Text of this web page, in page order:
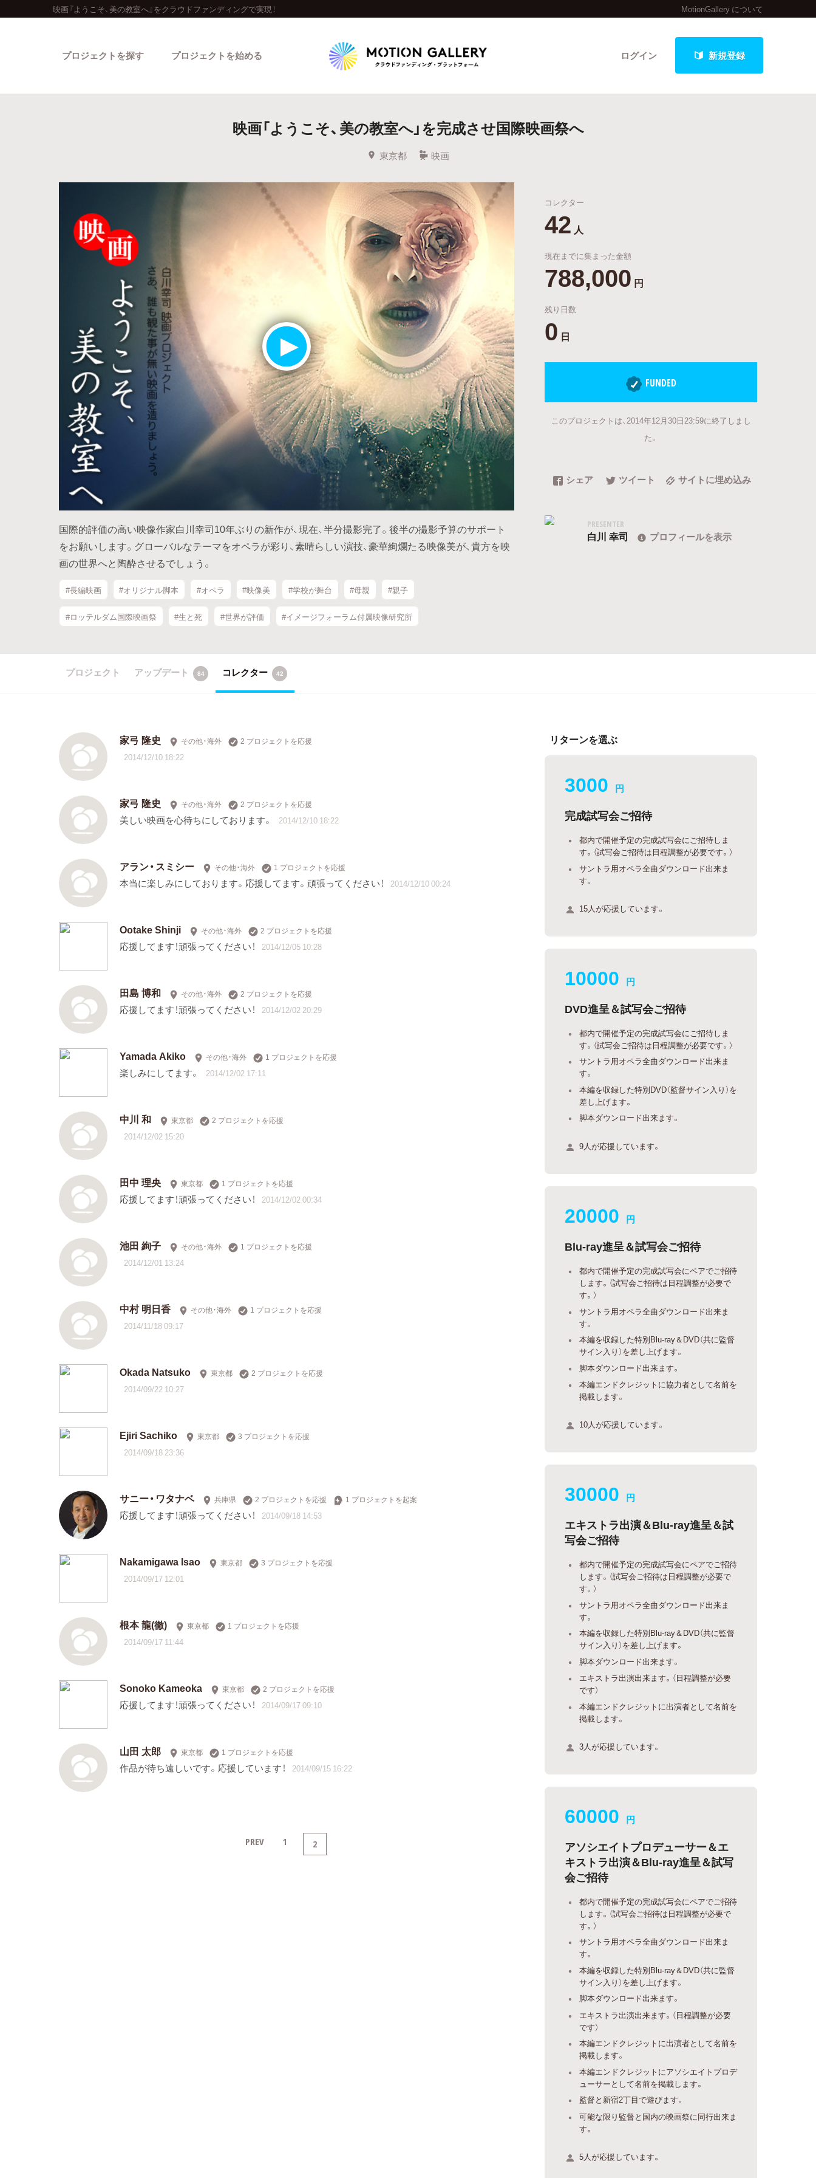
映画『ようこそ、美の教室へ』をクラウドファンディングで実現！ MotionGallery について
ログイン 新規登録
プロジェクトを探す
人気のプロジェクト 新着プロジェクト 終了間近のプロジェクト
Feature
タグから探す キュレーターから探す 特集から探す 最新進捗報告から探す
Legendary
最新達成プロジェクト 調達額が大きいプロジェクト
プロジェクトを始める
映画「ようこそ、美の教室へ」を完成させ国際映画祭へ
東京都 映画
国際的評価の高い映像作家白川幸司10年ぶりの新作が、現在、半分撮影完了。後半の撮影予算のサポート
をお願いします。グローバルなテーマをオペラが彩り、素晴らしい演技、豪華絢爛たる映像美が、貴方を映
画の世界へと陶酔させるでしょう。
#長編映画 #オリジナル脚本 #オペラ #映像美 #学校が舞台 #母親 #親子
#ロッテルダム国際映画祭 #生と死 #世界が評価 #イメージフォーラム付属映像研究所
コレクター
42 人
現在までに集まった金額
788,000 円
残り日数
0 日
FUNDED
このプロジェクトは、2014年12月30日23:59に終了しまし
た。
シェア ツイート サイトに埋め込み
PRESENTER
白川 幸司 プロフィールを表示
プロジェクト アップデート 84 コレクター 42
家弓 隆史 その他・海外 2 プロジェクトを応援
2014/12/10 18:22
家弓 隆史 その他・海外 2 プロジェクトを応援
美しい映画を心待ちにしております。 2014/12/10 18:22
アラン・スミシー その他・海外 1 プロジェクトを応援
本当に楽しみにしております。応援してます。頑張ってください！ 2014/12/10 00:24
Ootake Shinji その他・海外 2 プロジェクトを応援
応援してます！頑張ってください！ 2014/12/05 10:28
田島 博和 その他・海外 2 プロジェクトを応援
応援してます！頑張ってください！ 2014/12/02 20:29
Yamada Akiko その他・海外 1 プロジェクトを応援
楽しみにしてます。 2014/12/02 17:11
中川 和 東京都 2 プロジェクトを応援
2014/12/02 15:20
田中 理央 東京都 1 プロジェクトを応援
応援してます！頑張ってください！ 2014/12/02 00:34
池田 絢子 その他・海外 1 プロジェクトを応援
2014/12/01 13:24
中村 明日香 その他・海外 1 プロジェクトを応援
2014/11/18 09:17
Okada Natsuko 東京都 2 プロジェクトを応援
2014/09/22 10:27
Ejiri Sachiko 東京都 3 プロジェクトを応援
2014/09/18 23:36
サニー・ワタナベ 兵庫県 2 プロジェクトを応援 1 プロジェクトを起案
応援してます！頑張ってください！ 2014/09/18 14:53
Nakamigawa Isao 東京都 3 プロジェクトを応援
2014/09/17 12:01
根本 龍(徹) 東京都 1 プロジェクトを応援
2014/09/17 11:44
Sonoko Kameoka 東京都 2 プロジェクトを応援
応援してます！頑張ってください！ 2014/09/17 09:10
山田 太郎 東京都 1 プロジェクトを応援
作品が待ち遠しいです。応援しています！ 2014/09/15 16:22
PREV 1 2
リターンを選ぶ
3000 円
完成試写会ご招待
都内で開催予定の完成試写会にご招待しま
す。（試写会ご招待は日程調整が必要です。）
サントラ用オペラ全曲ダウンロード出来ま
す。
15人が応援しています。
10000 円
DVD進呈＆試写会ご招待
都内で開催予定の完成試写会にご招待しま
す。（試写会ご招待は日程調整が必要です。）
サントラ用オペラ全曲ダウンロード出来ま
す。
本編を収録した特別DVD（監督サイン入り）を
差し上げます。
脚本ダウンロード出来ます。
9人が応援しています。
20000 円
Blu-ray進呈＆試写会ご招待
都内で開催予定の完成試写会にペアでご招待
します。（試写会ご招待は日程調整が必要で
す。）
サントラ用オペラ全曲ダウンロード出来ま
す。
本編を収録した特別Blu-ray＆DVD（共に監督
サイン入り）を差し上げます。
脚本ダウンロード出来ます。
本編エンドクレジットに協力者として名前を
掲載します。
10人が応援しています。
30000 円
エキストラ出演＆Blu-ray進呈＆試
写会ご招待
都内で開催予定の完成試写会にペアでご招待
します。（試写会ご招待は日程調整が必要で
す。）
サントラ用オペラ全曲ダウンロード出来ま
す。
本編を収録した特別Blu-ray＆DVD（共に監督
サイン入り）を差し上げます。
脚本ダウンロード出来ます。
エキストラ出演出来ます。（日程調整が必要
です）
本編エンドクレジットに出演者として名前を
掲載します。
3人が応援しています。
60000 円
アソシエイトプロデューサー＆エ
キストラ出演＆Blu-ray進呈＆試写
会ご招待
都内で開催予定の完成試写会にペアでご招待
します。（試写会ご招待は日程調整が必要で
す。）
サントラ用オペラ全曲ダウンロード出来ま
す。
本編を収録した特別Blu-ray＆DVD（共に監督
サイン入り）を差し上げます。
脚本ダウンロード出来ます。
エキストラ出演出来ます。（日程調整が必要
です）
本編エンドクレジットに出演者として名前を
掲載します。
本編エンドクレジットにアソシエイトプロデ
ューサーとして名前を掲載します。
監督と新宿2丁目で遊びます。
可能な限り監督と国内の映画祭に同行出来ま
す。
5人が応援しています。